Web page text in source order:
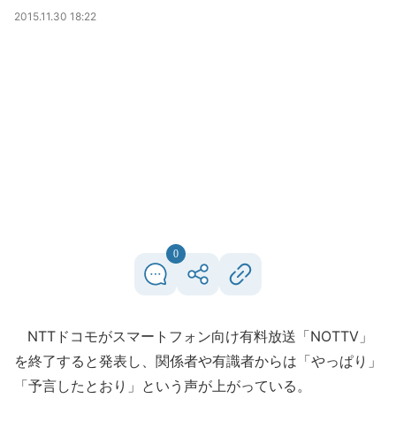
2015.11.30 18:22
0
NTTドコモがスマートフォン向け有料放送「NOTTV」
を終了すると発表し、関係者や有識者からは「やっぱり」
「予言したとおり」という声が上がっている。